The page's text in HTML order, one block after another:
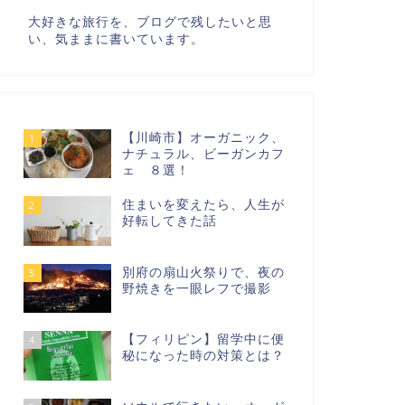
大好きな旅行を、ブログで残したいと思
い、気ままに書いています。
1
【川崎市】オーガニック、
ナチュラル、ビーガンカフ
ェ ８選！
2
住まいを変えたら、人生が
好転してきた話
3
別府の扇山火祭りで、夜の
野焼きを一眼レフで撮影
4
【フィリピン】留学中に便
秘になった時の対策とは？